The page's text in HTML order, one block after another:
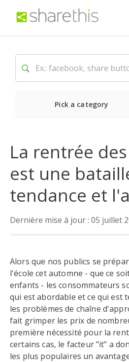
Pick a category
La rentrée
est une
tendance et
Dernière mise à jour : 05 juillet
Alors que nos publics se
l'école cet automne - que ce
enfants - les consommateurs
qui est abordable et ce qui est
les problèmes de chaîne
fait grimper les prix de
première nécessité pour la
certains cas, le facteur "it" a
les plus populaires un